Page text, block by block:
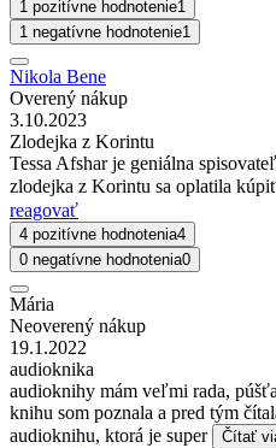
1 pozitívne hodnotenie1
1 negatívne hodnotenie1
Nikola Bene
Overený nákup
3.10.2023
Zlodejka z Korintu
Tessa Afshar je geniálna
zlodejka z Korintu sa oplatila
reagovať
4 pozitívne hodnotenia4
0 negatívne hodnotenia0
Mária
Neoverený nákup
19.1.2022
audioknika
audioknihy mám veľmi rada,
knihu som poznala a pred tým
audioknihu, ktorá je super
Čítať